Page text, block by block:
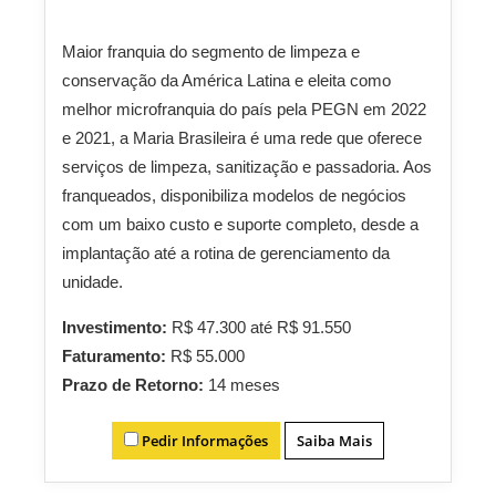
Maior franquia do segmento de limpeza e
conservação da América Latina e eleita como
melhor microfranquia do país pela PEGN em 2022
e 2021, a Maria Brasileira é uma rede que oferece
serviços de limpeza, sanitização e passadoria. Aos
franqueados, disponibiliza modelos de negócios
com um baixo custo e suporte completo, desde a
implantação até a rotina de gerenciamento da
unidade.
Investimento: R$ 47.300 até R$ 91.550
Faturamento: R$ 55.000
Prazo de Retorno: 14 meses
Pedir Informações Saiba Mais